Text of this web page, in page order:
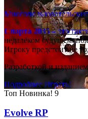
Многопользовательские
Спарта 2035– это
недалёком будущем:
Игроку предстоит не
Разработкой и
Подробнее Играть!
Топ Новинка! 9
Evolve RP